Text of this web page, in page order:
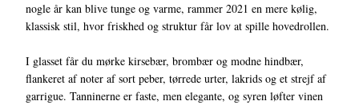
nogle år kan blive tunge og varme, rammer 2021 en mere kølig,
klassisk stil, hvor friskhed og struktur får lov at spille hovedrollen.
I glasset får du mørke kirsebær, brombær og modne hindbær,
flankeret af noter af sort peber, tørrede urter, lakrids og et strejf af
garrigue. Tanninerne er faste, men elegante, og syren løfter vinen